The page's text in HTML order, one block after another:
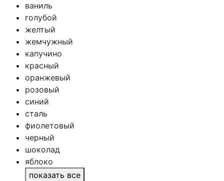
ваниль
голубой
желтый
жемчужный
капучино
красный
оранжевый
розовый
синий
сталь
фиолетовый
черный
шоколад
яблоко
показать все